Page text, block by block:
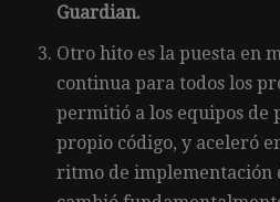
Guardian.
Otro hito es la puesta en
continua para todos los
permitió a los equipos de
propio código, y aceleró
ritmo de implementación